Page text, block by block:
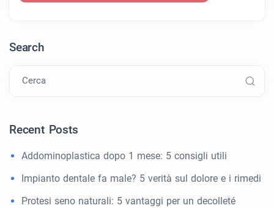
Search
Cerca
Recent Posts
Addominoplastica dopo 1 mese: 5 consigli utili
Impianto dentale fa male? 5 verità sul dolore e i rimedi
Protesi seno naturali: 5 vantaggi per un decolleté